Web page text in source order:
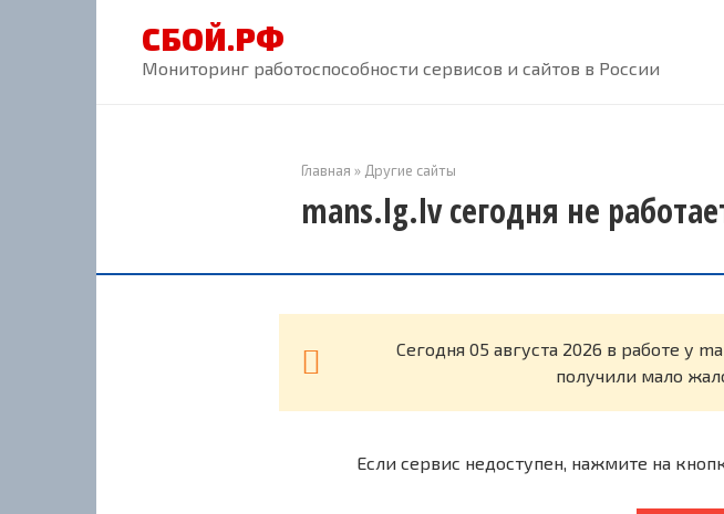
СБОЙ.РФ
Мониторинг работоспособности сервисов и сайтов в России
Главная » Другие сайты
mans.lg.lv сегодня не
Cегодня 05 августа 2026 в работе у
получили мало
Если сервис недоступен, нажмите на